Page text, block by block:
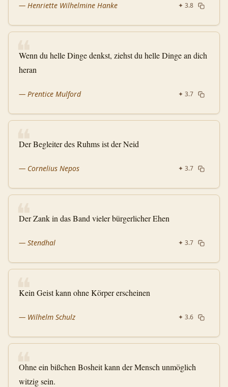
— Henriette Wilhelmine Hanke ✦ 3.8
❝
Wenn du helle Dinge denkst, ziehst du helle Dinge an dich
heran
— Prentice Mulford ✦ 3.7
❝
Der Begleiter des Ruhms ist der Neid
— Cornelius Nepos ✦ 3.7
❝
Der Zank in das Band vieler bürgerlicher Ehen
— Stendhal ✦ 3.7
❝
Kein Geist kann ohne Körper erscheinen
— Wilhelm Schulz ✦ 3.6
❝
Ohne ein bißchen Bosheit kann der Mensch unmöglich
witzig sein.